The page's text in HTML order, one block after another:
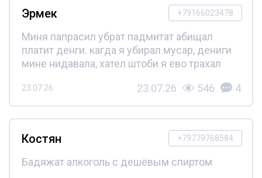
+79166023478
Эрмек
Миня папрасил убрат падмитат абищал
платит денги. кагда я убирал мусар, дениги
мине нидавала, хател штоби я ево трахал
23.07.26 23.07.26 546 4
+79779768584
Костян
Бадяжат алкоголь с дешёвым спиртом